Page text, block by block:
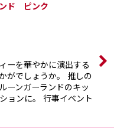
ド ピンク
ーを華やかに演出する
がでしょうか。 推しの
ーンガーランドのキッ
ョンに。 行事イベント